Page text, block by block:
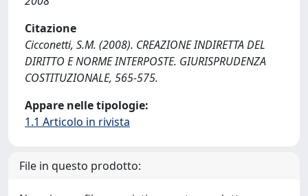
Citazione
Cicconetti, S.M. (2008). CREAZIONE INDIRETTA DEL
DIRITTO E NORME INTERPOSTE. GIURISPRUDENZA
COSTITUZIONALE, 565-575.
Appare nelle tipologie:
1.1 Articolo in rivista
File in questo prodotto: